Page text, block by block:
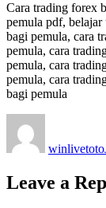
Cara trading forex
pemula pdf,
bagi pemula, cara
pemula, cara
pemula, cara
pemula, cara
bagi pemula
winlivetoto
Leave a